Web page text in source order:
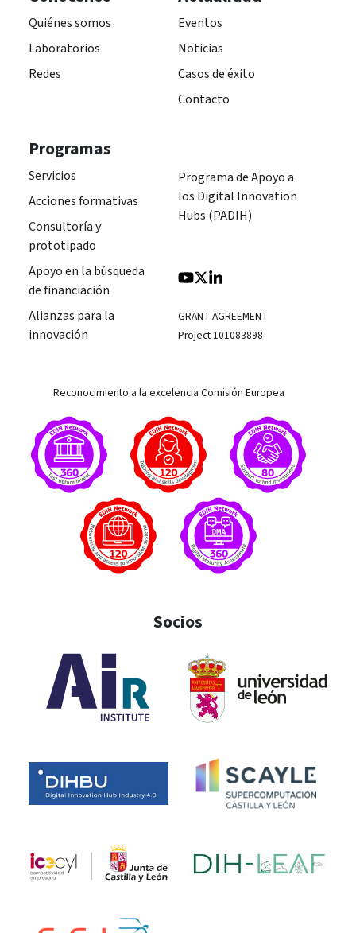
Quiénes somos
Laboratorios
Redes
Eventos
Noticias
Casos de éxito
Contacto
Programas
Servicios
Acciones formativas
Consultoría y
prototipado
Apoyo en la búsqueda
de financiación
Alianzas para la
innovación
Programa de Apoyo a
los Digital Innovation
Hubs (PADIH)
GRANT AGREEMENT
Project 101083898
Reconocimiento a la excelencia Comisión Europea
Socios